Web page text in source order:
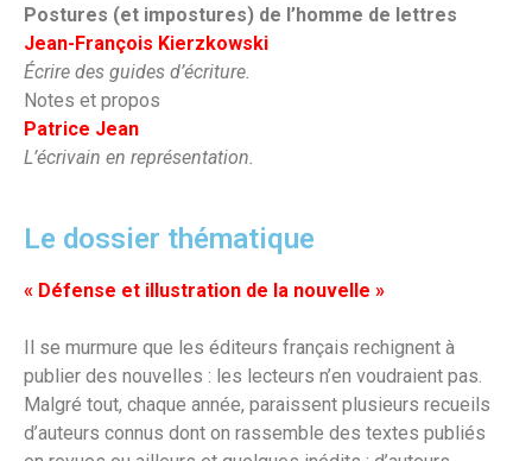
Postures (et impostures) de l’homme de lettres
Jean-François Kierzkowski
Écrire des guides d’écriture.
Notes et propos
Patrice Jean
L’écrivain en représentation.
Le dossier thématique
« Défense et illustration de la nouvelle »
Il se murmure que les éditeurs français rechignent à
publier des nouvelles : les lecteurs n’en voudraient pas.
Malgré tout, chaque année, paraissent plusieurs recueils
d’auteurs connus dont on rassemble des textes publiés